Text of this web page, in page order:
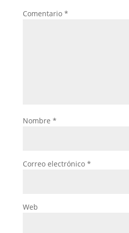
Comentario *
Nombre *
Correo electrónico *
Web